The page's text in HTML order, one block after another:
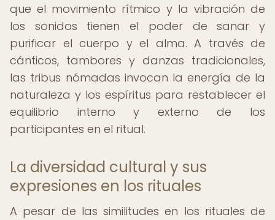
que el movimiento rítmico y la vibración de
los sonidos tienen el poder de sanar y
purificar el cuerpo y el alma. A través de
cánticos, tambores y danzas tradicionales,
las tribus nómadas invocan la energía de la
naturaleza y los espíritus para restablecer el
equilibrio interno y externo de los
participantes en el ritual.
La diversidad cultural y sus
expresiones en los rituales
A pesar de las similitudes en los rituales de